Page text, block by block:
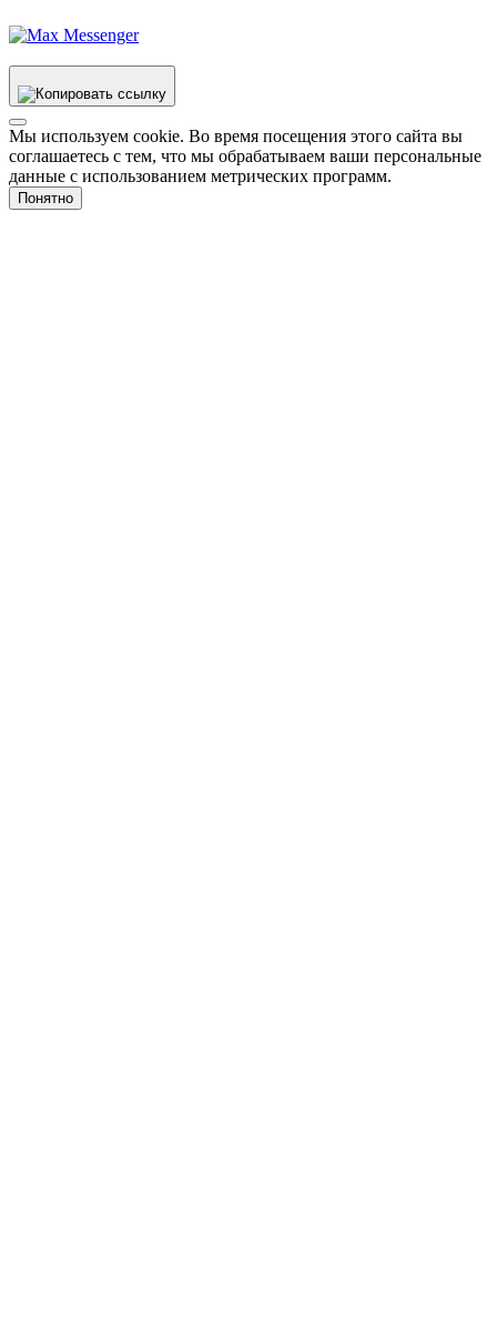
Мы используем cookie. Во время посещения этого сайта вы
соглашаетесь с тем, что мы обрабатываем ваши персональные
данные с использованием метрических программ.
Понятно